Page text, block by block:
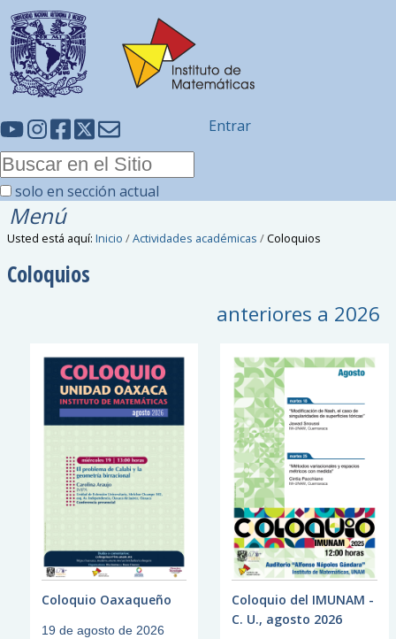
solo en sección actual
Entrar
Menú
Usted está aquí: Inicio /Actividades académicas /Coloquios
Coloquios
anteriores a 2026
Coloquio Oaxaqueño
19 de agosto de 2026
Coloquio del IMUNAM -
C. U., agosto 2026